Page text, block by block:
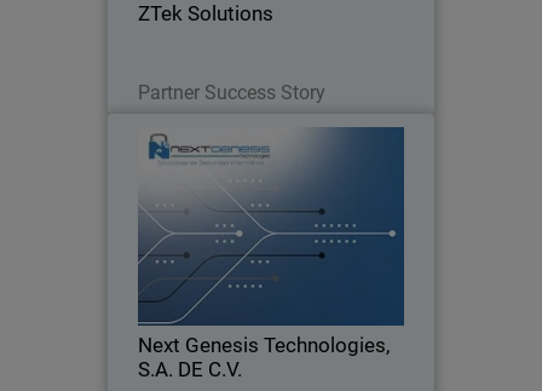
ZTek Solutions
Partner Success Story
Next Genesis Technologies,
S.A. DE C.V.
Next Genesis Technologies, S.A.
WatchGuard simplificando la Seguridad
Perimetral para eficientar el servicio de
Next Genesis durante más de dos